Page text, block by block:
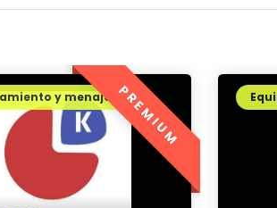
y menaje PREMIUM